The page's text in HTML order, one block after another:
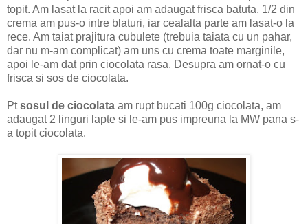
topit. Am lasat la racit apoi am adaugat frisca batuta. 1/2 din
crema am pus-o intre blaturi, iar cealalta parte am lasat-o la
rece. Am taiat prajitura cubulete (trebuia taiata cu un pahar,
dar nu m-am complicat) am uns cu crema toate marginile,
apoi le-am dat prin ciocolata rasa. Desupra am ornat-o cu
frisca si sos de ciocolata.
Ptsosul de ciocolata am rupt bucati 100g ciocolata, am
adaugat 2 linguri lapte si le-am pus impreuna la MW pana s-
a topit ciocolata.